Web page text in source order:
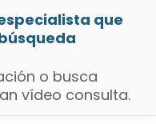
que
o busca
vídeo consulta.